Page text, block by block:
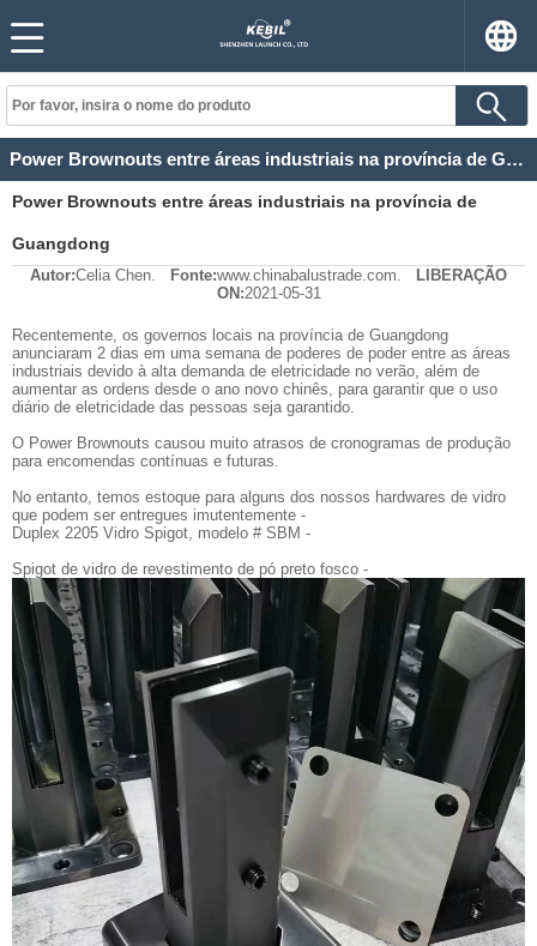
Power Brownouts entre áreas industriais na província de Guangdong
Power Brownouts entre áreas industriais na província de
Guangdong
Autor:Celia Chen. Fonte:www.chinabalustrade.com.
LIBERAÇÃO
ON:2021-05-31
Recentemente, os governos locais na província de Guangdong
anunciaram 2 dias em uma semana de poderes de poder entre as áreas
industriais devido à alta demanda de eletricidade no verão, além de
aumentar as ordens desde o ano novo chinês, para garantir que o uso
diário de eletricidade das pessoas seja garantido.
O Power Brownouts causou muito atrasos de cronogramas de produção
para encomendas contínuas e futuras.
No entanto, temos estoque para alguns dos nossos hardwares de vidro
que podem ser entregues imutentemente -
Duplex 2205 Vidro Spigot, modelo # SBM -
Spigot de vidro de revestimento de pó preto fosco -